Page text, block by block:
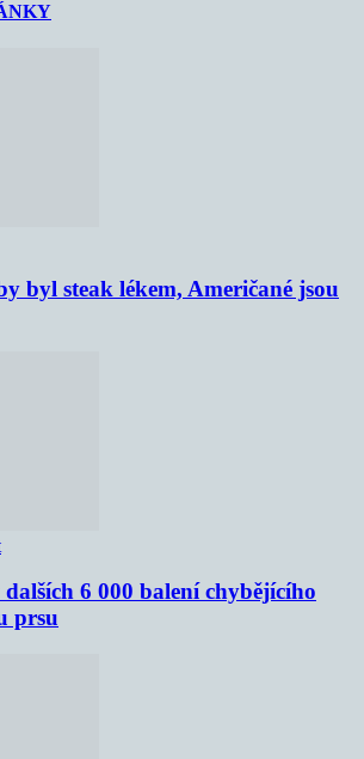
byl steak lékem, Američané jsou
6 000 balení chybějícího
prsu